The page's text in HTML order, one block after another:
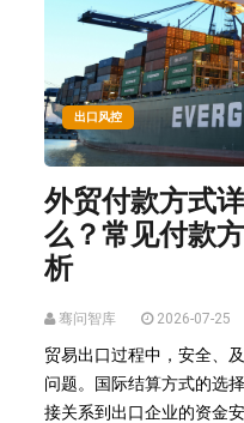
出口风控
外贸付款方式
么？常见付款
析
骞问智库 2026-07-25
贸易出口过程中，安全、
问题。国际结算方式的选
接关系到出口企业的资金